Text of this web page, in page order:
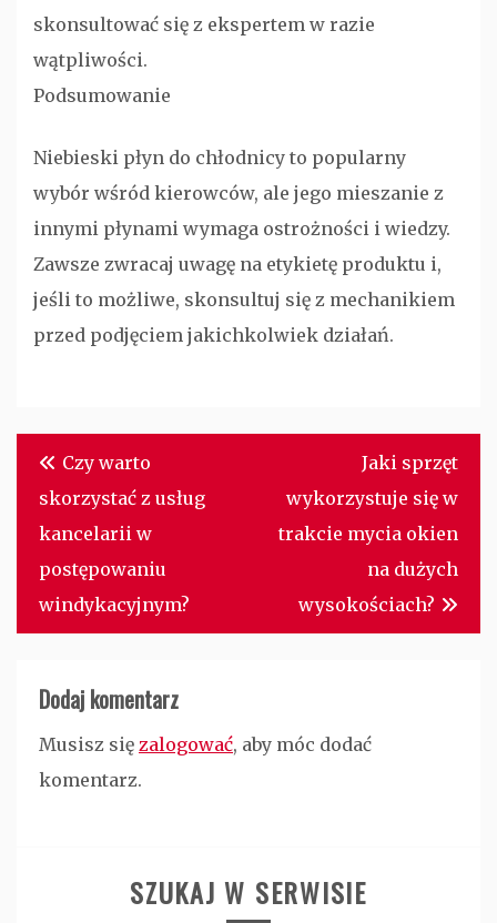
skonsultować się z ekspertem w razie
wątpliwości.
Podsumowanie
Niebieski płyn do chłodnicy to popularny
wybór wśród kierowców, ale jego mieszanie z
innymi płynami wymaga ostrożności i wiedzy.
Zawsze zwracaj uwagę na etykietę produktu i,
jeśli to możliwe, skonsultuj się z mechanikiem
przed podjęciem jakichkolwiek działań.
Nawigacja
wpisu
Czy warto
skorzystać z usług
kancelarii w
postępowaniu
windykacyjnym?
Jaki sprzęt
wykorzystuje się w
trakcie mycia okien
na dużych
wysokościach?
Dodaj komentarz
Musisz się zalogować, aby móc dodać
komentarz.
SZUKAJ W SERWISIE